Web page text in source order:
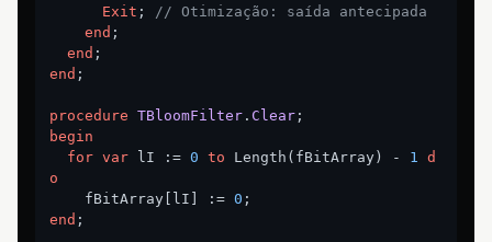
Exit ; // Otimização: saída antecipada
end ;
end
end ;
procedure TBloomFilter. Clear;
begin
for var lI := 0 to Length(fBitArray) - 1 d
o
    fBitArray[lI] :=
0
end ;